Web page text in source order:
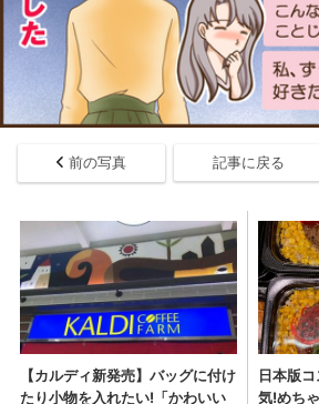
前の写真 記事に戻る